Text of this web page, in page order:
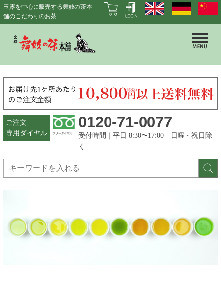
玉露を中心に販売する舞妓の茶本
舗のこだわりのお茶
ご注文
専用ダイヤル
0120-71-0077
受付時間｜平日 8:30〜17:00 日曜・祝日除
く